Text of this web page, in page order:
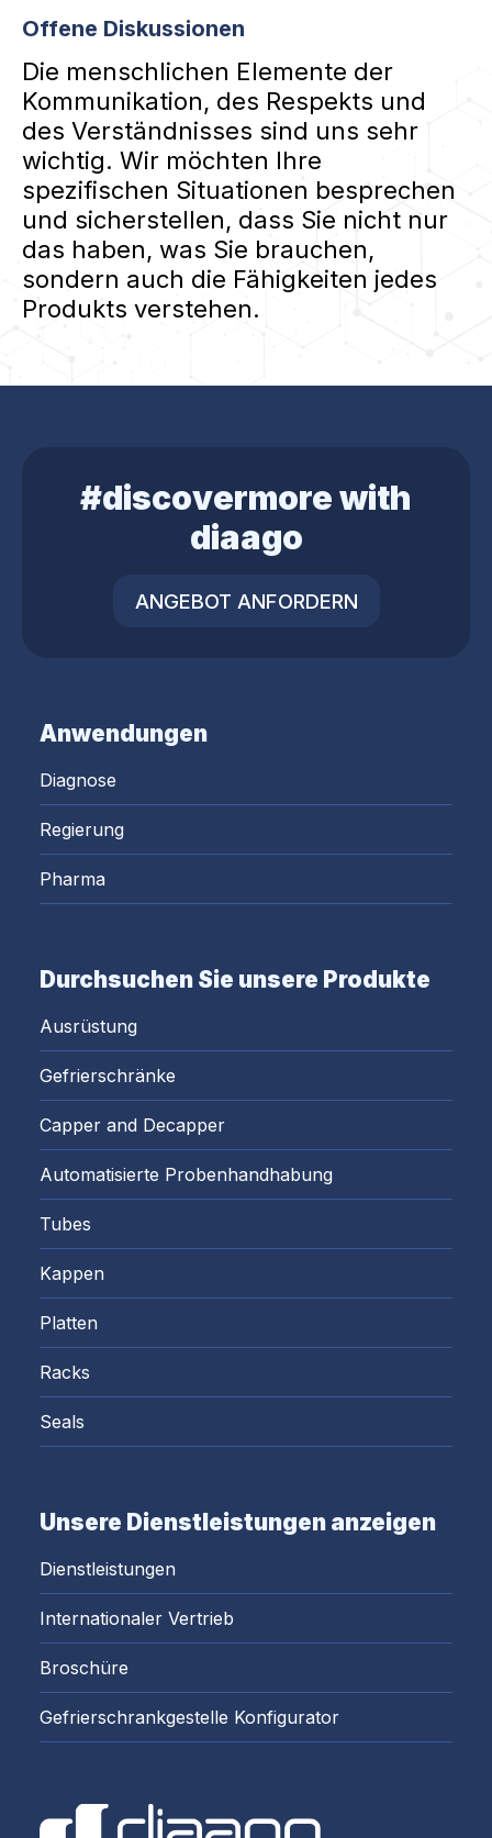
Offene Diskussionen
Die menschlichen Elemente der
Kommunikation, des Respekts und
des Verständnisses sind uns sehr
wichtig. Wir möchten Ihre
spezifischen Situationen besprechen
und sicherstellen, dass Sie nicht nur
das haben, was Sie brauchen,
sondern auch die Fähigkeiten jedes
Produkts verstehen.
#discovermore with
diaago
ANGEBOT ANFORDERN
Anwendungen
Diagnose
Regierung
Pharma
Durchsuchen Sie unsere Produkte
Ausrüstung
Gefrierschränke
Capper and Decapper
Automatisierte Probenhandhabung
Tubes
Kappen
Platten
Racks
Seals
Unsere Dienstleistungen anzeigen
Dienstleistungen
Internationaler Vertrieb
Broschüre
Gefrierschrankgestelle Konfigurator